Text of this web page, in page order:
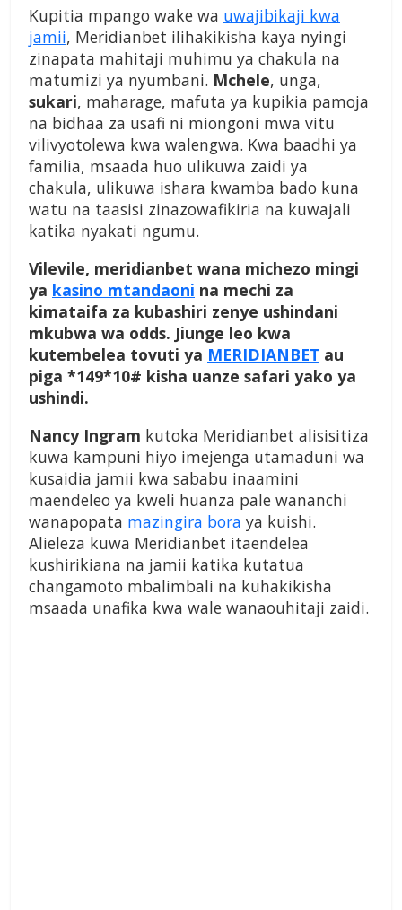
Kupitia mpango wake wa uwajibikaji kwa
jamii, Meridianbet ilihakikisha kaya nyingi
zinapata mahitaji muhimu ya chakula na
matumizi ya nyumbani. Mchele, unga,
sukari, maharage, mafuta ya kupikia pamoja
na bidhaa za usafi ni miongoni mwa vitu
vilivyotolewa kwa walengwa. Kwa baadhi ya
familia, msaada huo ulikuwa zaidi ya
chakula, ulikuwa ishara kwamba bado kuna
watu na taasisi zinazowafikiria na kuwajali
katika nyakati ngumu.
Vilevile, meridianbet wana michezo mingi
ya kasino mtandaoni na mechi za
kimataifa za kubashiri zenye ushindani
mkubwa wa odds. Jiunge leo kwa
kutembelea tovuti ya MERIDIANBET au
piga *149*10# kisha uanze safari yako ya
ushindi.
Nancy Ingram kutoka Meridianbet alisisitiza
kuwa kampuni hiyo imejenga utamaduni wa
kusaidia jamii kwa sababu inaamini
maendeleo ya kweli huanza pale wananchi
wanapopata mazingira bora ya kuishi.
Alieleza kuwa Meridianbet itaendelea
kushirikiana na jamii katika kutatua
changamoto mbalimbali na kuhakikisha
msaada unafika kwa wale wanaouhitaji zaidi.